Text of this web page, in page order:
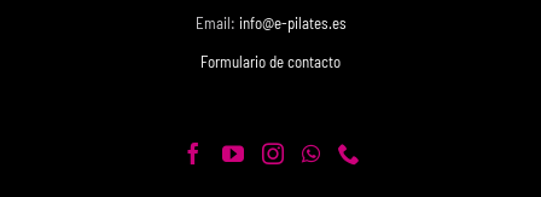
Email: info@e-pilates.es
Formulario de contacto